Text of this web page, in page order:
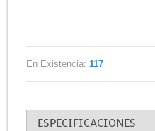
En Existencia: 117
ESPECIFICACIONES